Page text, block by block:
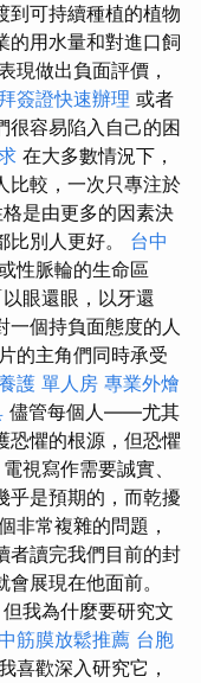
到可持續種植的植物
的用水量和對進口飼
現做出負面評價，
簽證快速辦理 或者
很容易陷入自己的困
在大多數情況下，
比較，一次只專注於
是由更多的因素決
比別人更好。 台中
性脈輪的生命區
眼還眼，以牙還
一個持負面態度的人
的主角們同時承受
護 單人房 專業外燴
儘管每個人——尤其
懼的根源，但恐懼
視寫作需要誠實、
乎是預期的，而乾擾
非常複雜的問題，
者讀完我們目前的封
展現在他面前。
但我為什麼要研究文
筋膜放鬆推薦 台胞
喜歡深入研究它，